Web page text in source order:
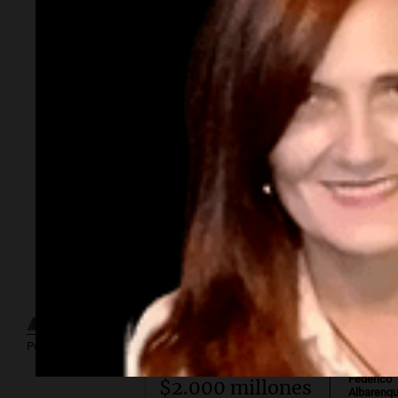
Por Guillermo López
Subasta
millonaria.
¿Cuánto cuesta
vincular para
Vinculación?
$2.000 millones
Por
Por
Federico